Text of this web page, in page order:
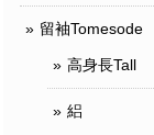
留袖Tomesode
高身長Tall
絽